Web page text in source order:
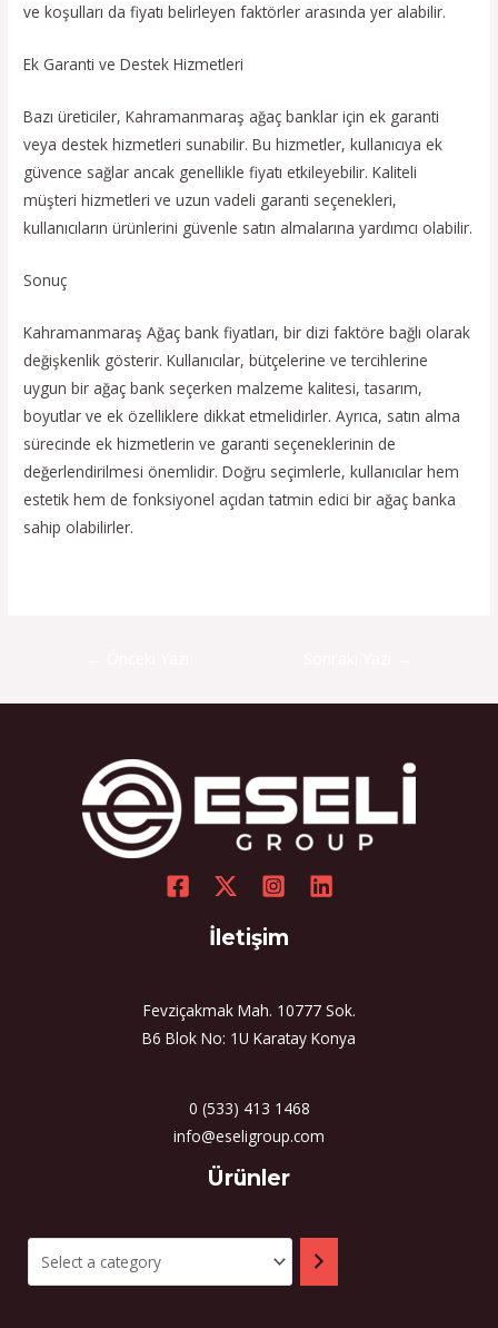
ve koşulları da fiyatı belirleyen faktörler arasında yer alabilir.
Ek Garanti ve Destek Hizmetleri
Bazı üreticiler, Kahramanmaraş ağaç banklar için ek garanti
veya destek hizmetleri sunabilir. Bu hizmetler, kullanıcıya ek
güvence sağlar ancak genellikle fiyatı etkileyebilir. Kaliteli
müşteri hizmetleri ve uzun vadeli garanti seçenekleri,
kullanıcıların ürünlerini güvenle satın almalarına yardımcı olabilir.
Sonuç
Kahramanmaraş Ağaç bank fiyatları, bir dizi faktöre bağlı olarak
değişkenlik gösterir. Kullanıcılar, bütçelerine ve tercihlerine
uygun bir ağaç bank seçerken malzeme kalitesi, tasarım,
boyutlar ve ek özelliklere dikkat etmelidirler. Ayrıca, satın alma
sürecinde ek hizmetlerin ve garanti seçeneklerinin de
değerlendirilmesi önemlidir. Doğru seçimlerle, kullanıcılar hem
estetik hem de fonksiyonel açıdan tatmin edici bir ağaç banka
sahip olabilirler.
İletişim
Fevziçakmak Mah. 10777 Sok.
B6 Blok No: 1U Karatay Konya
0 (533) 413 1468
info@eseligroup.com
Ürünler